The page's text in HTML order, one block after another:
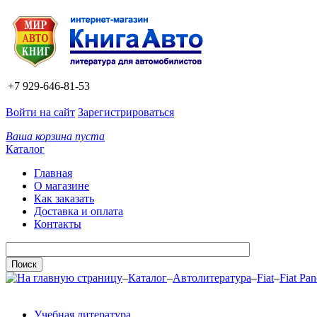
+7 929-646-81-53
Войти на сайт Зарегистрироваться
Ваша корзина пуста
Каталог
Главная
О магазине
Как заказать
Доставка и оплата
Контакты
–Каталог–Автолитература–Fiat–Fiat
Учебная литература